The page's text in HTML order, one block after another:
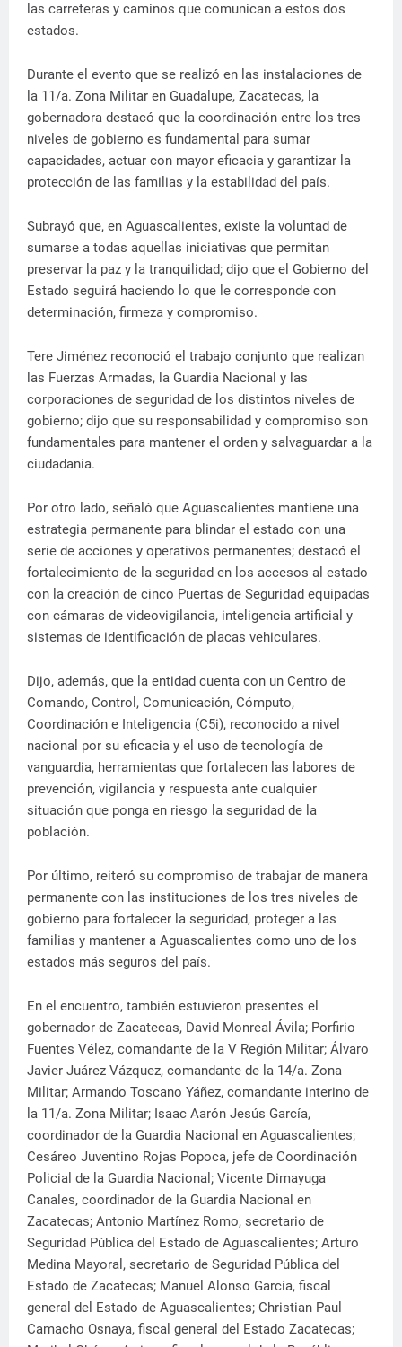
las carreteras y caminos que comunican a estos dos
estados.
Durante el evento que se realizó en las instalaciones de
la 11/a. Zona Militar en Guadalupe, Zacatecas, la
gobernadora destacó que la coordinación entre los tres
niveles de gobierno es fundamental para sumar
capacidades, actuar con mayor eficacia y garantizar la
protección de las familias y la estabilidad del país.
Subrayó que, en Aguascalientes, existe la voluntad de
sumarse a todas aquellas iniciativas que permitan
preservar la paz y la tranquilidad; dijo que el Gobierno del
Estado seguirá haciendo lo que le corresponde con
determinación, firmeza y compromiso.
Tere Jiménez reconoció el trabajo conjunto que realizan
las Fuerzas Armadas, la Guardia Nacional y las
corporaciones de seguridad de los distintos niveles de
gobierno; dijo que su responsabilidad y compromiso son
fundamentales para mantener el orden y salvaguardar a la
ciudadanía.
Por otro lado, señaló que Aguascalientes mantiene una
estrategia permanente para blindar el estado con una
serie de acciones y operativos permanentes; destacó el
fortalecimiento de la seguridad en los accesos al estado
con la creación de cinco Puertas de Seguridad equipadas
con cámaras de videovigilancia, inteligencia artificial y
sistemas de identificación de placas vehiculares.
Dijo, además, que la entidad cuenta con un Centro de
Comando, Control, Comunicación, Cómputo,
Coordinación e Inteligencia (C5i), reconocido a nivel
nacional por su eficacia y el uso de tecnología de
vanguardia, herramientas que fortalecen las labores de
prevención, vigilancia y respuesta ante cualquier
situación que ponga en riesgo la seguridad de la
población.
Por último, reiteró su compromiso de trabajar de manera
permanente con las instituciones de los tres niveles de
gobierno para fortalecer la seguridad, proteger a las
familias y mantener a Aguascalientes como uno de los
estados más seguros del país.
En el encuentro, también estuvieron presentes el
gobernador de Zacatecas, David Monreal Ávila; Porfirio
Fuentes Vélez, comandante de la V Región Militar; Álvaro
Javier Juárez Vázquez, comandante de la 14/a. Zona
Militar; Armando Toscano Yáñez, comandante interino de
la 11/a. Zona Militar; Isaac Aarón Jesús García,
coordinador de la Guardia Nacional en Aguascalientes;
Cesáreo Juventino Rojas Popoca, jefe de Coordinación
Policial de la Guardia Nacional; Vicente Dimayuga
Canales, coordinador de la Guardia Nacional en
Zacatecas; Antonio Martínez Romo, secretario de
Seguridad Pública del Estado de Aguascalientes; Arturo
Medina Mayoral, secretario de Seguridad Pública del
Estado de Zacatecas; Manuel Alonso García, fiscal
general del Estado de Aguascalientes; Christian Paul
Camacho Osnaya, fiscal general del Estado Zacatecas;